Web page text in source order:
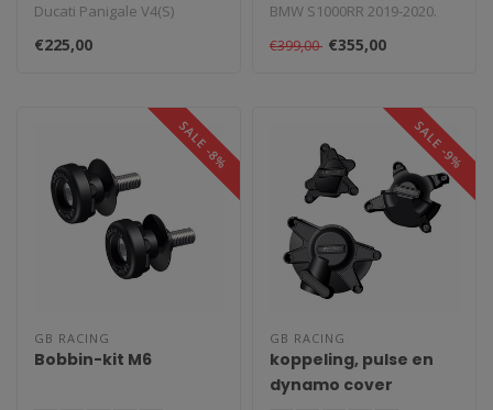
Ducati Panigale V4(S)
koppeling en dynamo GB-
racing e..
€225,00
BMW S1000RR 2019-2020.
Speciale set om de
blokdeksels..
€399,00 €355,00
SALE -8%
GB RACING
Bobbin-kit M6
SALE -9%
GB RACING
koppeling, pulse en
dynamo cover